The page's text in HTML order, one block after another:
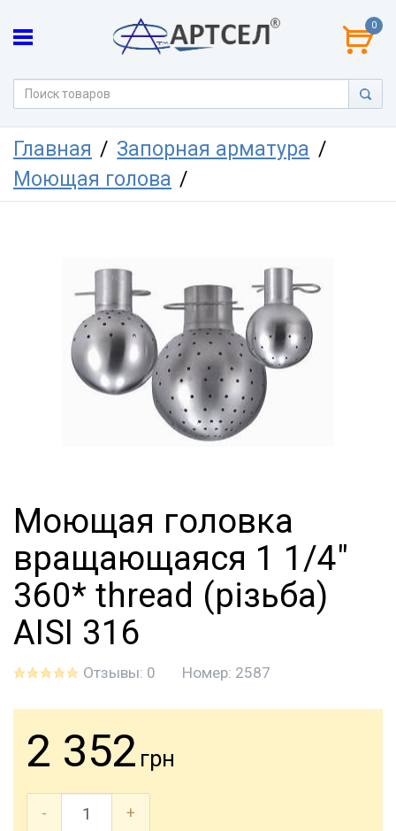
0
Главная
Запорная арматура
Моющая голова
Моющая головка
вращающаяся 1 1/4"
360* thread (різьба)
AISI 316
Отзывы: 0 Номер: 2587
2 352 грн
- +